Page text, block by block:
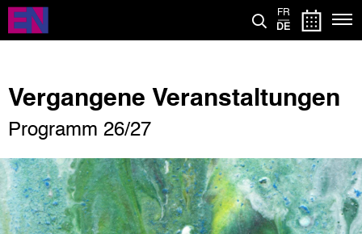
Direkt
zum
Inhalt
FR
DE
Vergangene Veranstaltungen
Programm 26/27